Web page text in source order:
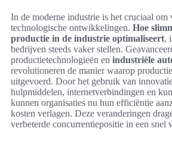
In de moderne industrie is het cruciaal om
technologische ontwikkelingen. Hoe
productie in de industrie optimaliseert,
bedrijven steeds vaker stellen.
productietechnologieën en industriële
revolutioneren de manier waarop
uitgevoerd. Door het gebruik van
hulpmiddelen, internetverbindingen en
kunnen organisaties nu hun efficiëntie
kosten verlagen. Deze veranderingen
verbeterde concurrentiepositie in een snel